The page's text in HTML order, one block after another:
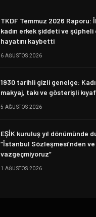
TKDF Temmuz 2026 Raporu:
kadın erkek şiddeti ve
hayatını kaybetti
6 AĞUSTOS 2026
1930 tarihli gizli genelge:
makyaj, takı ve gösterişli
5 AĞUSTOS 2026
EŞİK kuruluş yıl dönümünde
“İstanbul Sözleşmesi’nden ve
vazgeçmiyoruz”
1 AĞUSTOS 2026